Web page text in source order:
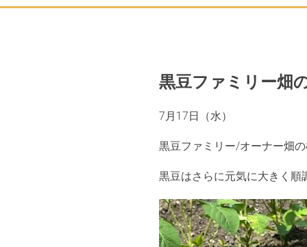
黒豆ファミリー畑
7月17日（水）
黒豆ファミリー/オーナー畑
黒豆はさらに元気に大きく順